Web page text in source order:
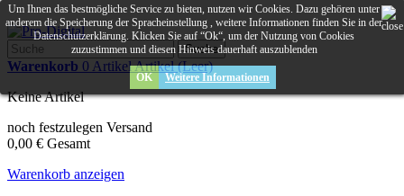
Suche
Warenkorb 0 ArtikelArtikel (Leer)
Keine Artikel
noch festzulegen Versand
0,00 € Gesamt
Warenkorb anzeigen
Um Ihnen das bestmögliche Service zu bieten, nutzen wir Cookies. Dazu gehören unter
anderem die Speicherung der Spracheinstellung , weitere Informationen finden Sie in der
Datenschutzerklärung. Klicken Sie auf “Ok“, um der Nutzung von Cookies
zuzustimmen und diesen Hinweis dauerhaft auszublenden
OK Weitere Informationen